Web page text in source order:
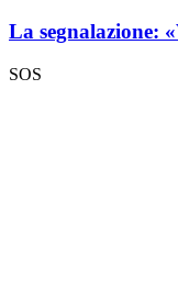
La segnalazione:
SOS